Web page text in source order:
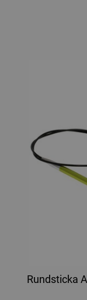
Rundsticka